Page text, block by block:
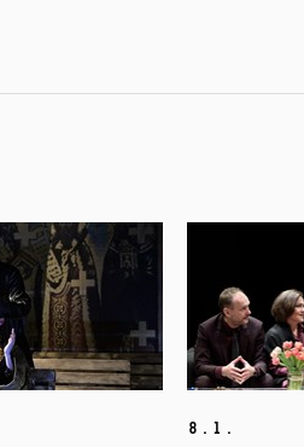
8. 1.